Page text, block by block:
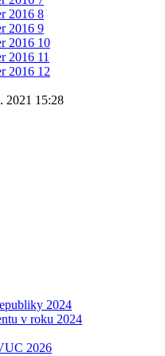
2021 15:28
2024
v roku 2024
2026